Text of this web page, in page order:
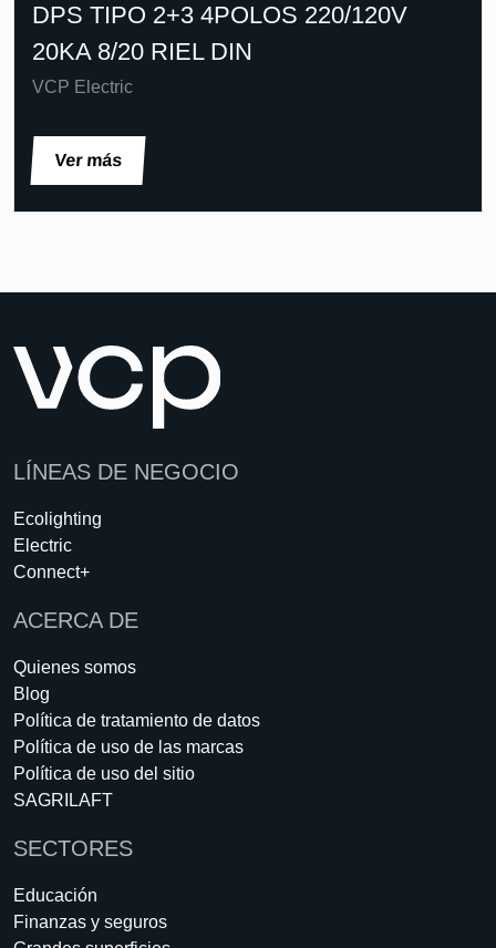
DPS TIPO 2+3 4POLOS 220/120V
20KA 8/20 RIEL DIN
VCP Electric
Ver más
LÍNEAS DE NEGOCIO
Ecolighting
Electric
Connect+
ACERCA DE
Quienes somos
Blog
Política de tratamiento de datos
Política de uso de las marcas
Política de uso del sitio
SAGRILAFT
SECTORES
Educación
Finanzas y seguros